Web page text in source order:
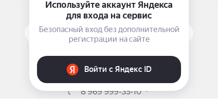
увлажнит и оживит кожу, а также придаст ей
упругость и окажет лифтинг-эффект.
Рисовые отруби – питательный ингредиент с
большим количеством витаминов, минералов,
удерживает влагу внутри кожи и улучшает
барьерную функцию.
Чайный лист содержит катехин, кофеин, танин,
ПОДПИСАТЬСЯ НА РАССЫЛКУ
ЗАДАТЬ ВОПРОС
8 969 999-35-10